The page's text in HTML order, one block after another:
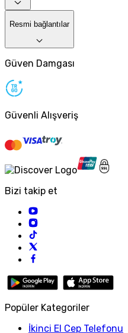
Resmi bağlantılar
Güven Damgası
Güvenli Alışveriş
Bizi takip et
Popüler Kategoriler
İkinci El Cep Telefonu